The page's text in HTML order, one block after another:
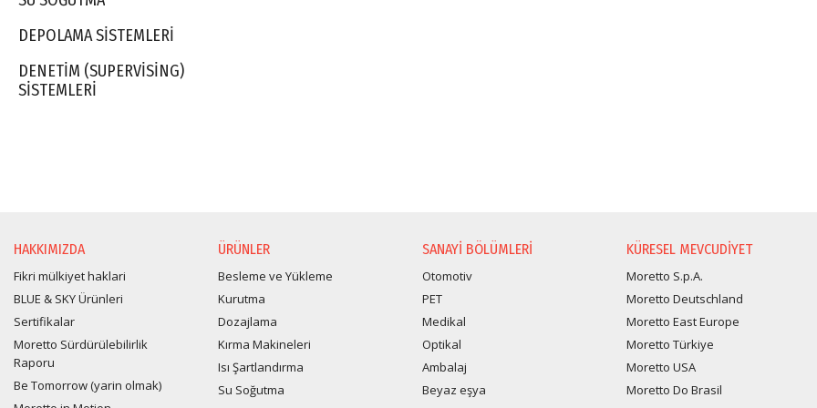
DEPOLAMA SISTEMLERI
DENETIM (SUPERVISING)
SISTEMLERI
HAKKIMIZDA
Fikri mülkiyet haklari
BLUE & SKY Ürünleri
Sertifikalar
Moretto Sürdürülebilirlik
Raporu
Be Tomorrow (yarin olmak)
ÜRÜNLER
Besleme ve Yükleme
Kurutma
Dozajlama
Kırma Makineleri
Isı Şartlandırma
Su Soğutma
SANAYI BÖLÜMLERI
Otomotiv
PET
Medikal
Optikal
Ambalaj
Beyaz eşya
KÜRESEL MEVCUDIYET
Moretto S.p.A.
Moretto Deutschland
Moretto East Europe
Moretto Türkiye
Moretto USA
Moretto Do Brasil